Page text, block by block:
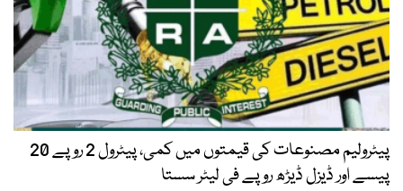
پیٹرولیم مصنوعات کی قیمتوں میں کمی، پیٹرول 2 روپے 20
پیسے اور ڈیزل ڈیڑھ روپے فی لیٹر سستا